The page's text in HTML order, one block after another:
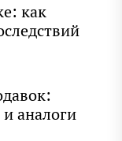
как
аналоги